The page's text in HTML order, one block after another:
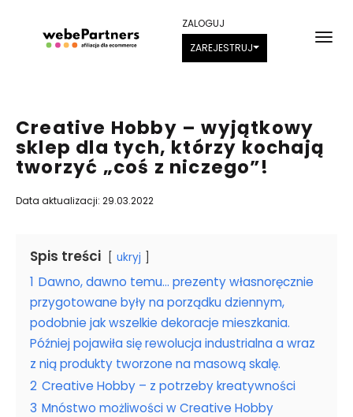
ZALOGUJ
ZAREJESTRUJ
Creative Hobby – wyjątkowy
sklep dla tych, którzy kochają
tworzyć „coś z niczego”!
Data aktualizacji: 29.03.2022
Spis treści ukryj
1 Dawno, dawno temu… prezenty własnoręcznie
przygotowane były na porządku dziennym,
podobnie jak wszelkie dekoracje mieszkania.
Później pojawiła się rewolucja industrialna a wraz
z nią produkty tworzone na masową skalę.
2 Creative Hobby – z potrzeby kreatywności
3 Mnóstwo możliwości w Creative Hobby